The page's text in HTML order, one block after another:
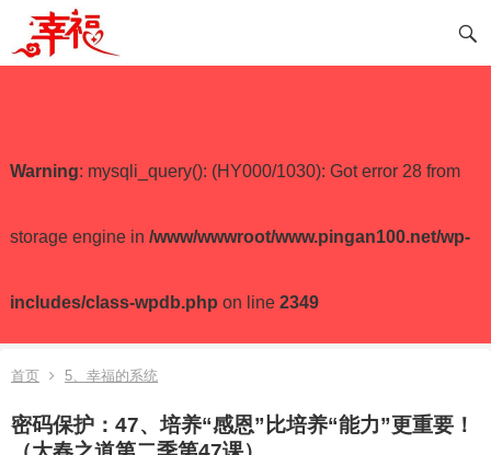
Warning: mysqli_query(): (HY000/1030): Got error 28 from
storage engine in /www/wwwroot/www.pingan100.net/wp-
includes/class-wpdb.php on line 2349
首页 5、幸福的系统
密码保护：47、培养“感恩”比培养“能力”更重要！